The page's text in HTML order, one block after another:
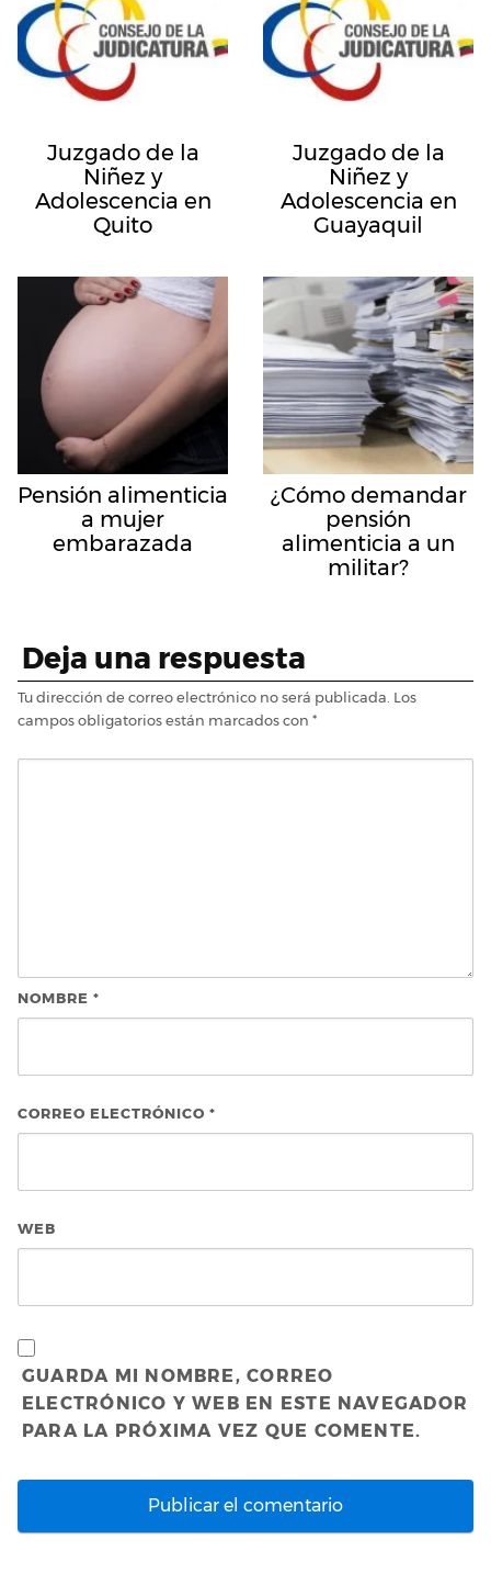
Juzgado de la
Niñez y
Adolescencia en
Quito
Juzgado de la
Niñez y
Adolescencia en
Guayaquil
Pensión alimenticia
a mujer
embarazada
¿Cómo demandar
pensión
alimenticia a un
militar?
Deja una respuesta
Tu dirección de correo electrónico no será publicada. Los
campos obligatorios están marcados con *
NOMBRE *
CORREO ELECTRÓNICO *
WEB
GUARDA MI NOMBRE, CORREO
ELECTRÓNICO Y WEB EN ESTE NAVEGADOR
PARA LA PRÓXIMA VEZ QUE COMENTE.